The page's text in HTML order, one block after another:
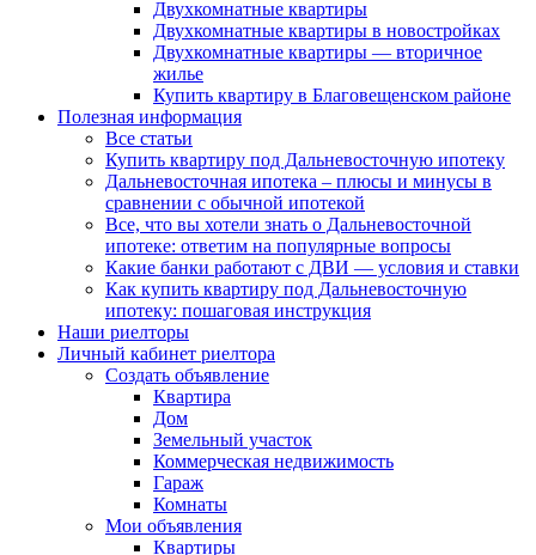
Двухкомнатные квартиры
Двухкомнатные квартиры в новостройках
Двухкомнатные квартиры — вторичное
жилье
Купить квартиру в Благовещенском районе
Полезная информация
Все статьи
Купить квартиру под Дальневосточную ипотеку
Дальневосточная ипотека – плюсы и минусы в
сравнении с обычной ипотекой
Все, что вы хотели знать о Дальневосточной
ипотеке: ответим на популярные вопросы
Какие банки работают с ДВИ — условия и ставки
Как купить квартиру под Дальневосточную
ипотеку: пошаговая инструкция
Наши риелторы
Личный кабинет риелтора
Cоздать объявление
Квартира
Дом
Земельный участок
Коммерческая недвижимость
Гараж
Комнаты
Мои объявления
Квартиры